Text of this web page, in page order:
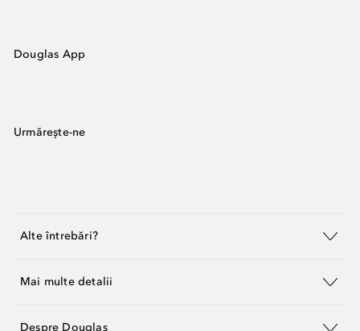
Douglas App
Urmărește-ne
Alte întrebări?
Mai multe detalii
Despre Douglas